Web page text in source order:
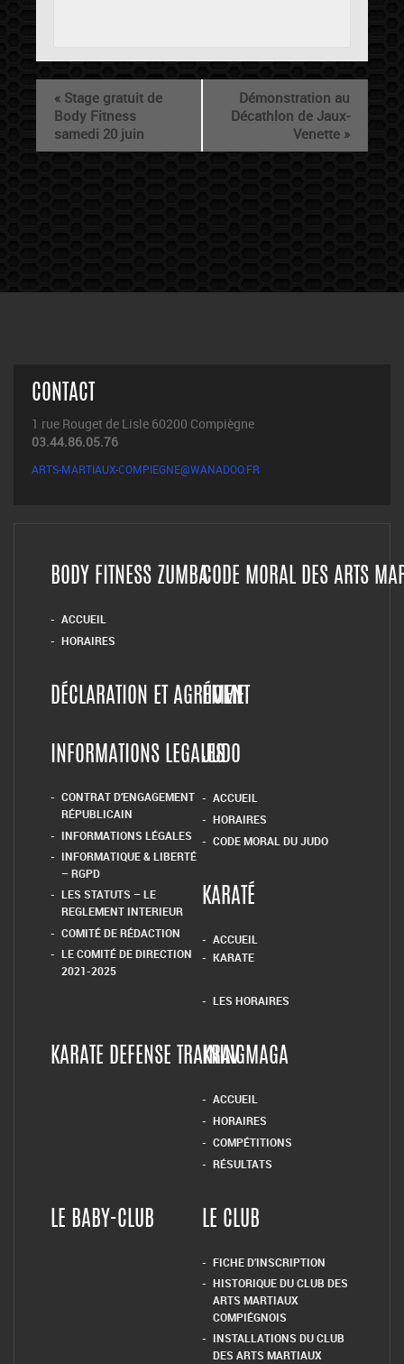
« Stage gratuit de
Body Fitness
samedi 20 juin
Démonstration au
Décathlon de Jaux-
Venette »
CONTACT
1 rue Rouget de Lisle 60200 Compiègne
03.44.86.05.76
ARTS-MARTIAUX-COMPIEGNE@WANADOO.FR
BODY FITNESS ZUMBA
ACCUEIL
HORAIRES
CODE MORAL DES ARTS
DÉCLARATION ET AGRÉMENT
HOME
INFORMATIONS LEGALES
CONTRAT D’ENGAGEMENT
RÉPUBLICAIN
INFORMATIONS LÉGALES
INFORMATIQUE & LIBERTÉ
– RGPD
LES STATUTS – LE
REGLEMENT INTERIEUR
COMITÉ DE RÉDACTION
LE COMITÉ DE DIRECTION
2021-2025
JUDO
ACCUEIL
HORAIRES
CODE MORAL DU JUDO
KARATÉ
ACCUEIL
KARATE
LES HORAIRES
KARATE DEFENSE TRAININGKRAV MAGA
ACCUEIL
HORAIRES
COMPÉTITIONS
RÉSULTATS
LE BABY-CLUB LE CLUB
FICHE D’INSCRIPTION
HISTORIQUE DU CLUB DES
ARTS MARTIAUX
COMPIÉGNOIS
INSTALLATIONS DU CLUB
DES ARTS MARTIAUX